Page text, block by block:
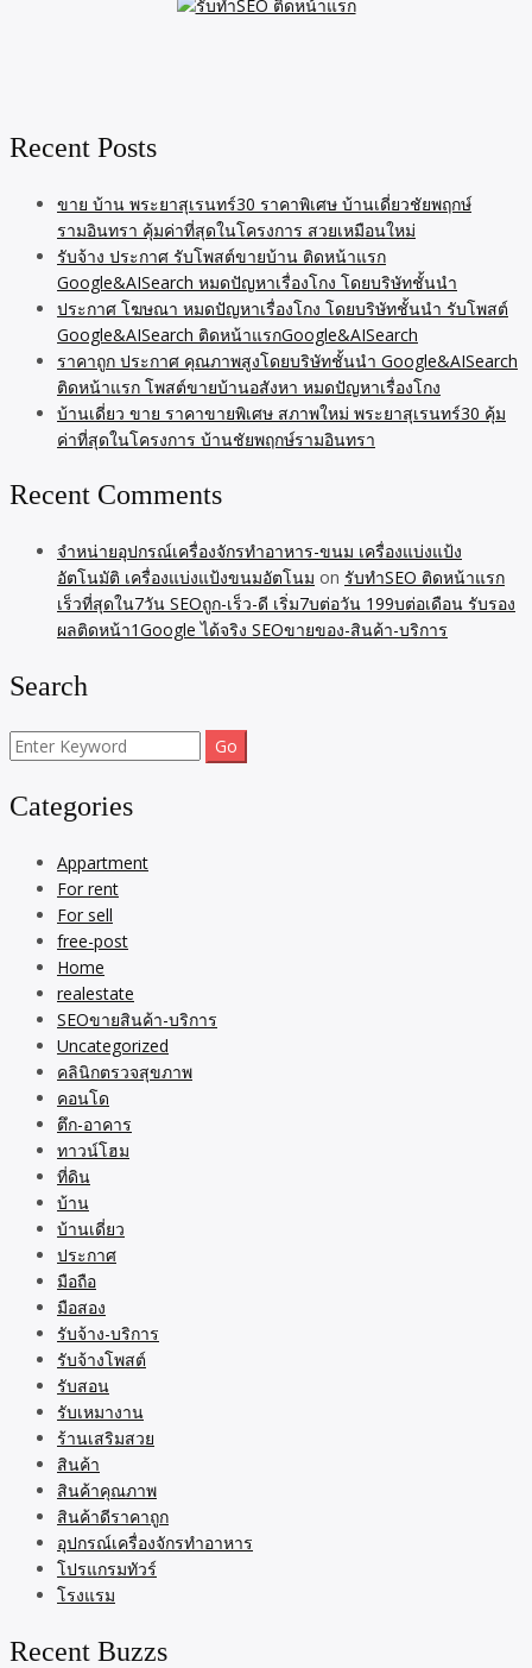
Recent Posts
ขาย บ้าน พระยาสุเรนทร์30 ราคาพิเศษ บ้านเดี่ยวชัยพฤกษ์
รามอินทรา คุ้มค่าที่สุดในโครงการ สวยเหมือนใหม่
รับจ้าง ประกาศ รับโพสต์ขายบ้าน ติดหน้าแรก
Google&AISearch หมดปัญหาเรื่องโกง โดยบริษัทชั้นนำ
ประกาศ โฆษณา หมดปัญหาเรื่องโกง โดยบริษัทชั้นนำ รับโพสต์
Google&AISearch ติดหน้าแรกGoogle&AISearch
ราคาถูก ประกาศ คุณภาพสูงโดยบริษัทชั้นนำ Google&AISearch
ติดหน้าแรก โพสต์ขายบ้านอสังหา หมดปัญหาเรื่องโกง
บ้านเดี่ยว ขาย ราคาขายพิเศษ สภาพใหม่ พระยาสุเรนทร์30 คุ้ม
ค่าที่สุดในโครงการ บ้านชัยพฤกษ์รามอินทรา
Recent Comments
จำหน่ายอุปกรณ์เครื่องจักรทำอาหาร-ขนม เครื่องแบ่งแป้ง
อัตโนมัติ เครื่องแบ่งแป้งขนมอัตโนม on รับทำSEO ติดหน้าแรก
เร็วที่สุดใน7วัน SEOถูก-เร็ว-ดี เริ่ม7บต่อวัน 199บต่อเดือน รับรอง
ผลติดหน้า1Google ได้จริง SEOขายของ-สินค้า-บริการ
Search
Search
for:
Categories
Appartment
For rent
For sell
free-post
Home
realestate
SEOขายสินค้า-บริการ
Uncategorized
คลินิกตรวจสุขภาพ
คอนโด
ตึก-อาคาร
ทาวน์โฮม
ที่ดิน
บ้าน
บ้านเดี่ยว
ประกาศ
มือถือ
มือสอง
รับจ้าง-บริการ
รับจ้างโพสต์
รับสอน
รับเหมางาน
ร้านเสริมสวย
สินค้า
สินค้าคุณภาพ
สินค้าดีราคาถูก
อุปกรณ์เครื่องจักรทำอาหาร
โปรแกรมทัวร์
โรงแรม
Recent Buzzs